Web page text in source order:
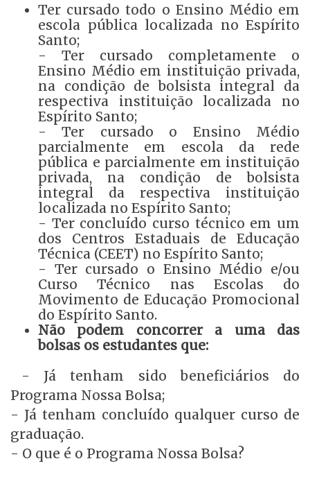
Ter cursado todo o Ensino Médio em
escola pública localizada no Espírito
Santo;
- Ter cursado completamente o
Ensino Médio em instituição privada,
na condição de bolsista integral da
respectiva instituição localizada no
Espírito Santo;
- Ter cursado o Ensino Médio
parcialmente em escola da rede
pública e parcialmente em instituição
privada, na condição de bolsista
integral da respectiva instituição
localizada no Espírito Santo;
- Ter concluído curso técnico em um
dos Centros Estaduais de Educação
Técnica (CEET) no Espírito Santo;
- Ter cursado o Ensino Médio e/ou
Curso Técnico nas Escolas do
Movimento de Educação Promocional
do Espírito Santo.
Não podem concorrer a uma das
bolsas os estudantes que:
- Já tenham sido beneficiários do
Programa Nossa Bolsa;
- Já tenham concluído qualquer curso de
graduação.
- O que é o Programa Nossa Bolsa?